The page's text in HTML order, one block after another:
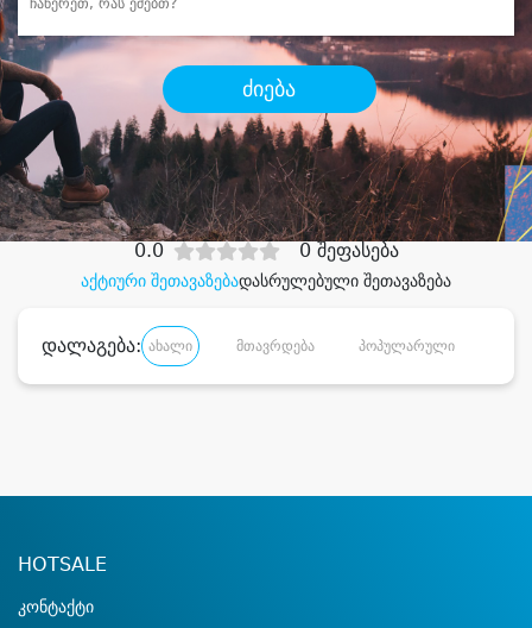
ძიება
შეიძინესასურველი მომსახურება
დიდი დანაზოგით
აქტიური შეთავაზებადასრულებული შეთავაზება
0.0 0 შეფასება
დალაგება: ახალი მთავრდება პოპულარული
HOTSALE
კონტაქტი